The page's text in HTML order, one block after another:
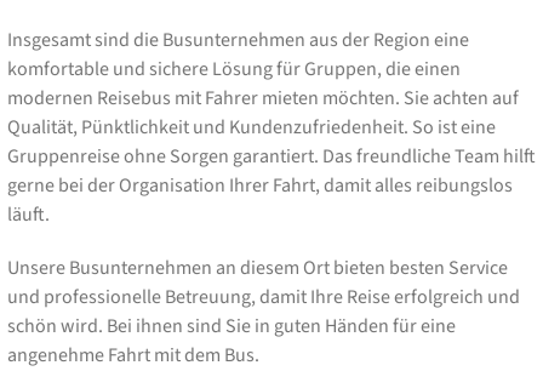
Insgesamt sind die Busunternehmen aus der Region eine
komfortable und sichere Lösung für Gruppen, die einen
modernen Reisebus mit Fahrer mieten möchten. Sie achten auf
Qualität, Pünktlichkeit und Kundenzufriedenheit. So ist eine
Gruppenreise ohne Sorgen garantiert. Das freundliche Team hilft
gerne bei der Organisation Ihrer Fahrt, damit alles reibungslos
läuft.
Unsere Busunternehmen an diesem Ort bieten besten Service
und professionelle Betreuung, damit Ihre Reise erfolgreich und
schön wird. Bei ihnen sind Sie in guten Händen für eine
angenehme Fahrt mit dem Bus.